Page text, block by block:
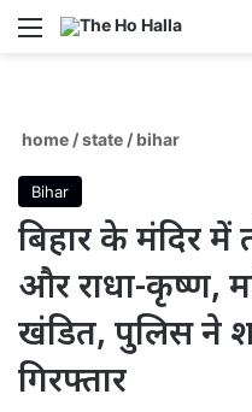
Menu
home /state / bihar
Bihar
बिहार के मंदिर में
और राधा-कृष्ण,
खंडित, पुलिस ने
गिरफ्तार